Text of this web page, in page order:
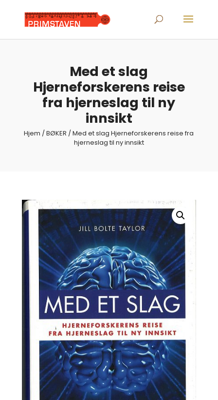
search
Med et slag
Hjerneforskerens reise
fra hjerneslag til ny
innsikt
Hjem /BØKER / Med et slag Hjerneforskerens reise fra
hjerneslag til ny innsikt